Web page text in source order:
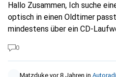
Hallo Zusammen, Ich suche einen Autoradio, welcher
optisch in einen Oldtimer
mindestens über ein CD-
0
Matzduke vor 8 Jahren in